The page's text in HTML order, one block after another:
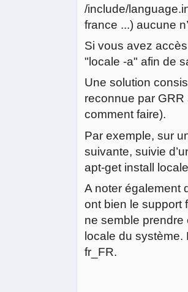
/include/
france ...) aucune
Si vous avez
"locale -a" afin de
Une solution
reconnue par
comment faire).
Par exemple, sur
suivante, suivie
apt-get install
A noter également
ont bien le support
ne semble
locale du
fr_FR.